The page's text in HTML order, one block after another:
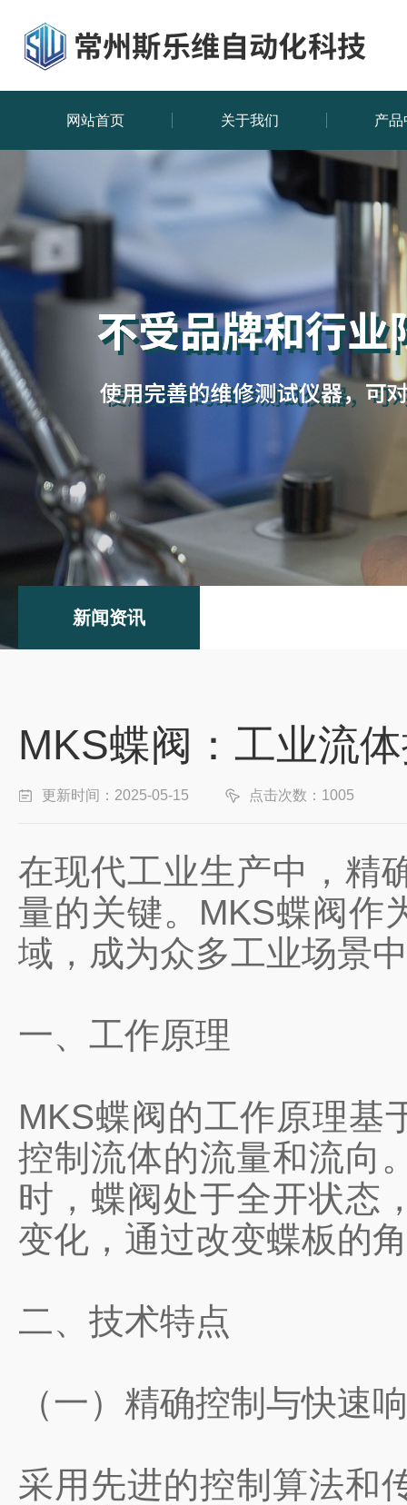
网站首页 关于我们 产品
新闻资讯
MKS蝶阀：工业流
更新时间：2025-05-15 点击次数：1005
在现代工业生产中，精
量的关键。MKS蝶阀作
域，成为众多工业场景
一、工作原理
MKS蝶阀的工作原理基
控制流体的流量和流向
时，蝶阀处于全开状态
变化，通过改变蝶板的
二、技术特点
（一）精确控制与快速
采用先进的控制算法和